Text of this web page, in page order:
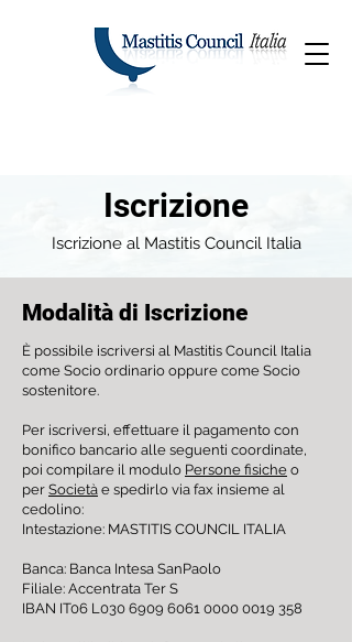
Iscrizione
Iscrizione al Mastitis Council Italia
Modalità di Iscrizione
È possibile iscriversi al Mastitis Council Italia
come Socio ordinario oppure come Socio
sostenitore.
Per iscriversi, effettuare il pagamento con
bonifico bancario alle seguenti coordinate,
poi compilare il modulo Persone fisiche o
per Società e spedirlo via fax insieme al
cedolino:
Intestazione: MASTITIS COUNCIL ITALIA
Banca: Banca Intesa SanPaolo
Filiale: Accentrata Ter S
IBAN IT06 L030 6909 6061 0000 0019 358